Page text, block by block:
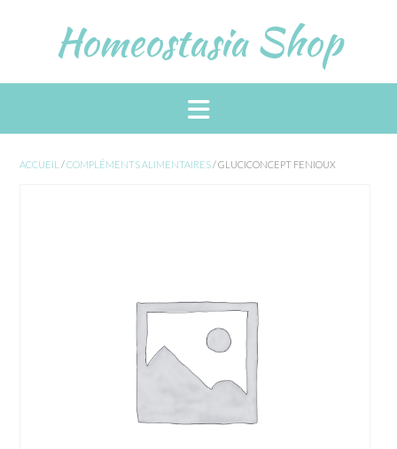
Homeostasia Shop
ACCUEIL /COMPLÉMENTS ALIMENTAIRES/ GLUCICONCEPT FENIOUX